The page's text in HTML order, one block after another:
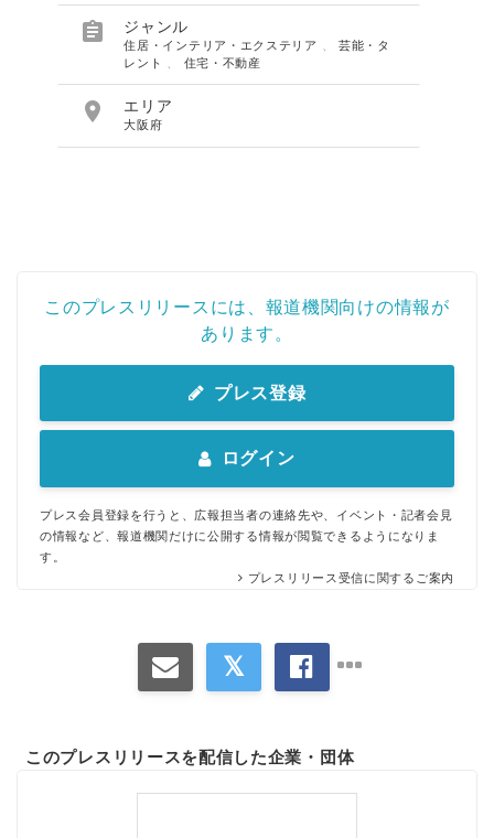
 ジャンル
住居・インテリア・エクステリア
芸能・タ
レント
住宅・不動産
 エリア
大阪府
このプレスリリースには、報道機関向けの情報が
あります。
プレス登録
ログイン
プレス会員登録を行うと、広報担当者の連絡先や、イベント・記者会見
の情報など、報道機関だけに公開する情報が閲覧できるようになりま
す。
プレスリリース受信に関するご案内
このプレスリリースを配信した企業・団体